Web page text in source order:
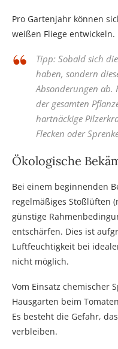
Pro Gartenjahr können
weißen Fliege entwickeln.
Tipp: Sobald sich
haben, sondern
Absonderungen ab.
der gesamten
hartnäckige
Flecken oder
Ökologische
Bei einem beginnenden
regelmäßiges Stoßlüften
günstige
entschärfen. Dies ist
Luftfeuchtigkeit bei
nicht möglich.
Vom Einsatz chemischer
Hausgarten beim
Es besteht die Gefahr,
verbleiben.